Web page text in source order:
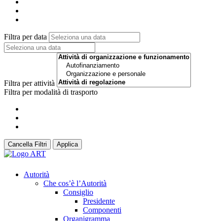
Filtra per data
Filtra per attività
Filtra per modalità di trasporto
Cancella Filtri Applica
Autorità
Che cos’è l’Autorità
Consiglio
Presidente
Componenti
Organigramma